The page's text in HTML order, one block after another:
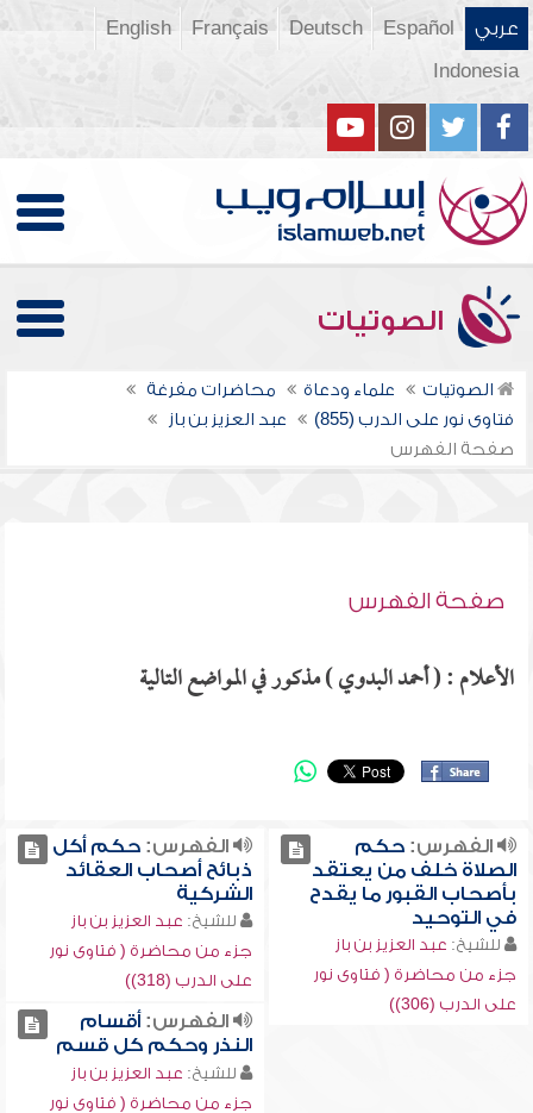
عربي Español
Deutsch
Français
English
Indonesia
الصوتيات
الصوتيات علماء ودعاة
محاضرات مفرغة
فتاوى نور على الدرب (855)
عبد العزيز بن باز
صفحة الفهرس
صفحة الفهرس
الأعلام : ( أحمد البدوي ) مذكور في المواضع التالية
الفهرس:حكم
الصلاة خلف من يعتقد
بأصحاب القبور ما يقدح
في التوحيد
للشيخ: عبد العزيز بن باز
جزء من محاضرة ( فتاوى نور
على الدرب (306))
الفهرس:حكم أكل
ذبائح أصحاب العقائد
الشركية
للشيخ: عبد العزيز بن باز
جزء من محاضرة ( فتاوى نور
على الدرب (318))
الفهرس:أقسام
النذر وحكم كل قسم
للشيخ: عبد العزيز بن باز
جزء من محاضرة ( فتاوى نور